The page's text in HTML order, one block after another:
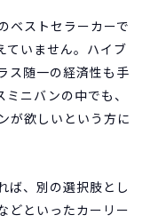
ベストセラーカーで
ていません。ハイブ
ス随一の経済性も手
ニバンの中でも、
が欲しいという方に
ば、別の選択肢とし
どといったカーリー